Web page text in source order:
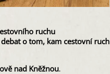
ruchu
o tom, kam cestovní ruch
nad Kněžnou.